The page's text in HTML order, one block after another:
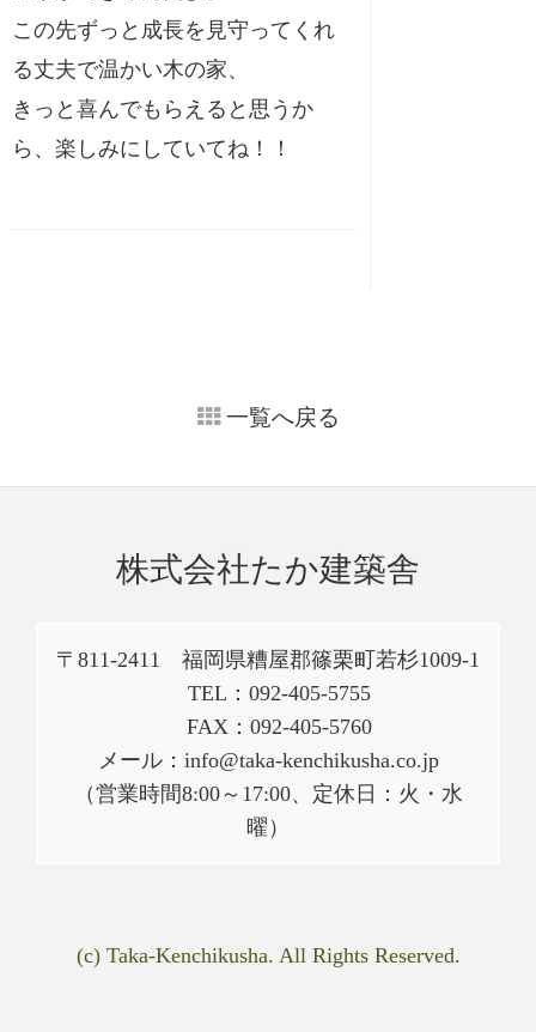
この先ずっと成長を見守ってくれ
る丈夫で温かい木の家、
きっと喜んでもらえると思うか
ら、楽しみにしていてね！！
一覧へ戻る
株式会社たか建築舎
〒811-2411 福岡県糟屋郡篠栗町若杉1009-1
TEL：092-405-5755
FAX：092-405-5760
メール：info@taka-kenchikusha.co.jp
（営業時間8:00～17:00、定休日：火・水
曜）
(c) Taka-Kenchikusha. All Rights Reserved.